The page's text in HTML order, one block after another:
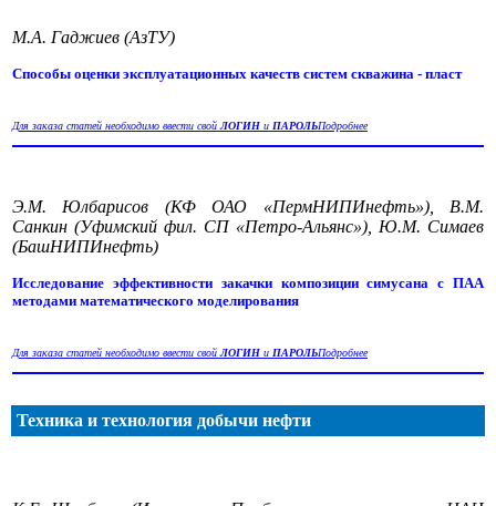
М.А. Гаджиев (АзТУ)
Способы оценки эксплуатационных качеств систем скважина - пласт
Для заказа статей необходимо ввести свойЛОГИН и ПАРОЛЬПодробнее
Э.М. Юлбарисов (КФ ОАО «ПермНИПИнефть»), В.М.
Санкин (Уфимский фил. СП «Петро-Альянс»), Ю.М. Симаев
(БашНИПИнефть)
Исследование эффективности закачки композиции симусана с ПАА
методами математического моделирования
Для заказа статей необходимо ввести свойЛОГИН и ПАРОЛЬПодробнее
Техника и технология добычи нефти